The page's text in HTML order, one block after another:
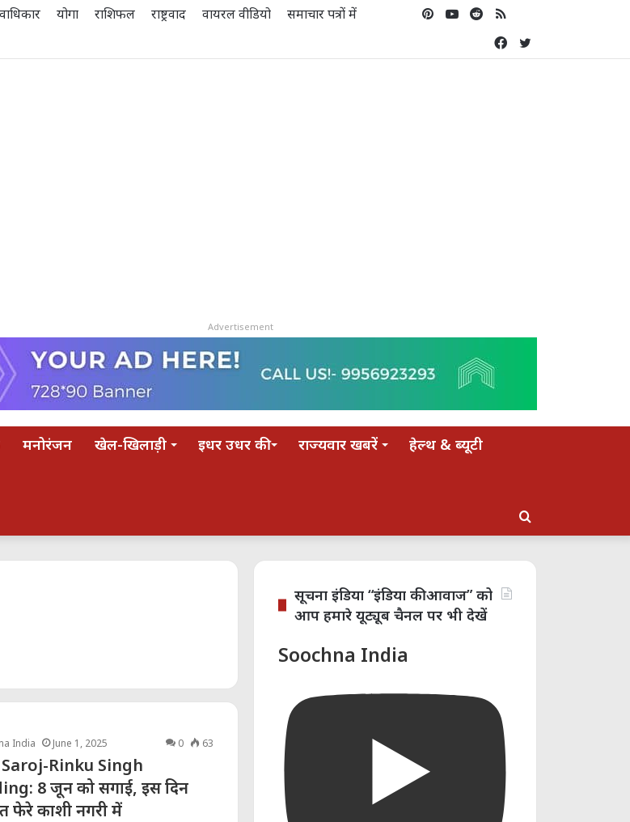
योगा राशिफल राष्ट्रवाद वायरल वीडियो
समाचार पत्रों में
RSS
Reddit
YouTube
Pinterest
Facebook
Advertisement
मनोरंजन खेल-खिलाड़ी इधर उधर की राज्यवार खबरें
हेल्थ & ब्यूटी
Search
India June 1, 2025 0 63
Rinku Singh
8 जून को सगाई, इस दिन
फेरे काशी नगरी में
सूचना इंडिया “इंडिया की आवाज” को
आप हमारे यूट्यूब चैनल पर भी देखें
Soochna India